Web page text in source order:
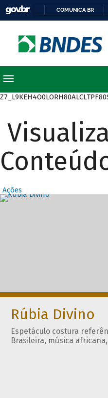
COMUNICA BR
Ações
Rúbia Divino
Espetáculo costura
Brasileira, música